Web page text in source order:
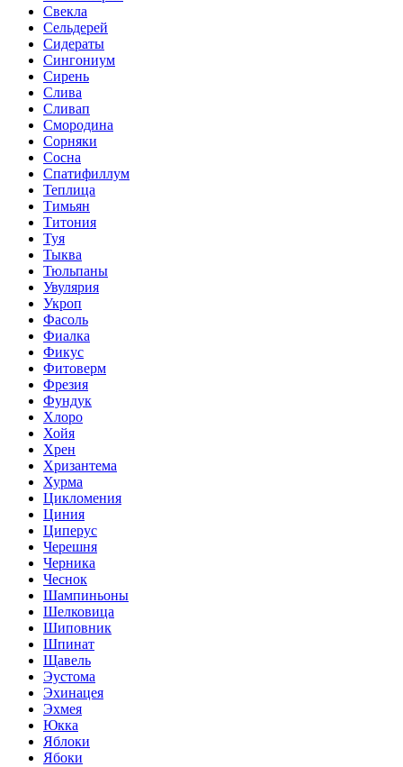
Свекла
Сельдерей
Сидераты
Сингониум
Сирень
Слива
Сливап
Смородина
Сорняки
Сосна
Спатифиллум
Теплица
Тимьян
Титония
Туя
Тыква
Тюльпаны
Увулярия
Укроп
Фасоль
Фиалка
Фикус
Фитоверм
Фрезия
Фундук
Хлоро
Хойя
Хрен
Хризантема
Хурма
Цикломения
Циния
Циперус
Черешня
Черника
Чеснок
Шампиньоны
Шелковица
Шиповник
Шпинат
Щавель
Эустома
Эхинацея
Эхмея
Юкка
Яблоки
Ябоки